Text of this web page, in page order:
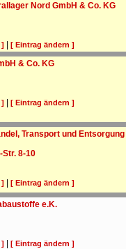
Nord GmbH & Co. KG
] |[ Eintrag ändern ]
& Co. KG
] |[ Eintrag ändern ]
Transport und
8-10
] |[ Eintrag ändern ]
e.K.
] |[ Eintrag ändern ]